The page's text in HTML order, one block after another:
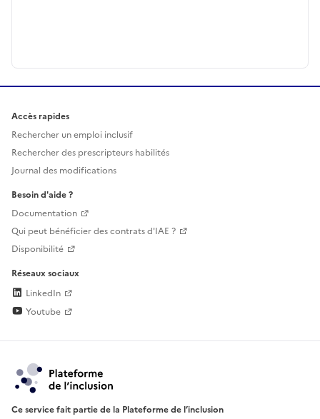
Accès rapides
Rechercher un emploi inclusif
Rechercher des prescripteurs habilités
Journal des modifications
Besoin d'aide ?
Documentation
Qui peut bénéficier des contrats d'IAE ?
Disponibilité
Réseaux sociaux
LinkedIn
Youtube
Ce service fait partie de la Plateforme de l’inclusion